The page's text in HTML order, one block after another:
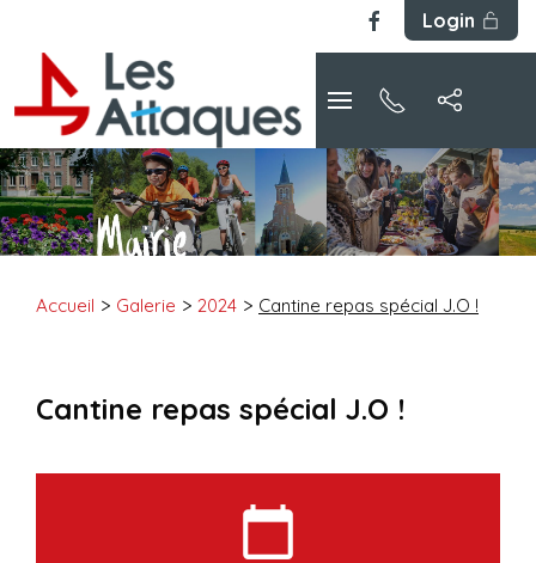
Login
Accueil Galerie 2024 Cantine repas spécial J.O !
Cantine repas spécial J.O !
calendar_today